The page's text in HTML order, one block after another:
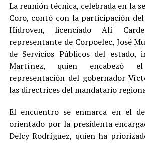
La reunión técnica, celebrada en la
Coro, contó con la participación
Hidroven, licenciado Alí
representante de Corpoelec, José
de Servicios Públicos del estado,
Martínez, quien encabezó
representación del gobernador
las directrices del mandatario
El encuentro se enmarca en el
orientado por la presidenta
Delcy Rodríguez, quien ha